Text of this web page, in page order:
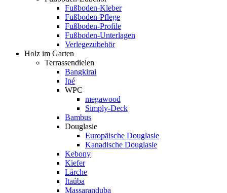
Fußboden-Kleber
Fußboden-Pflege
Fußboden-Profile
Fußboden-Unterlagen
Verlegezubehör
Holz im Garten
Terrassendielen
Bangkirai
Ipé
WPC
megawood
Simply-Deck
Bambus
Douglasie
Europäische Douglasie
Kanadische Douglasie
Kebony
Kiefer
Lärche
Itaúba
Massaranduba